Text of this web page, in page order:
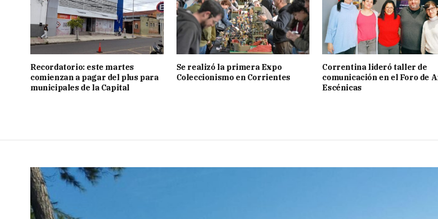
Recordatorio: este martes
comienzan a pagar del plus para
municipales de la Capital
Se realizó la primera Expo
Coleccionismo en Corrientes
Correntina lideró taller de
comunicación en el Foro de
Escénicas